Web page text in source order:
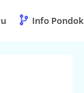
Info Pondok